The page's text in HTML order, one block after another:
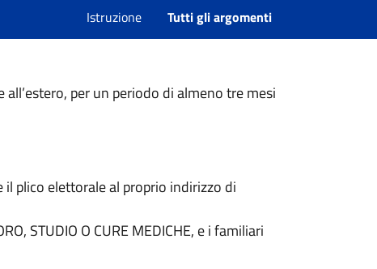
Istruzione Tutti gli argomenti
del 8 e 9 Giugno 2025
per un periodo di almeno tre mesi
plico elettorale al proprio indirizzo di
STUDIO O CURE MEDICHE, e i familiari